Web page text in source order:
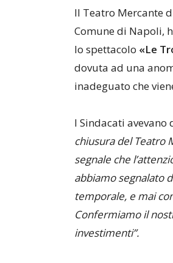
Il Teatro Mercante
Comune di Napoli,
lo spettacolo «Le
dovuta ad una
inadeguato che
I Sindacati
chiusura del Teatro
segnale che
abbiamo segnalato
temporale, e mai
Confermiamo il
investimenti”.